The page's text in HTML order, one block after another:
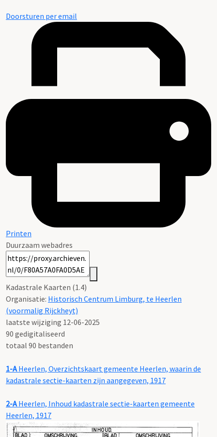
Doorsturen per email
Printen
Duurzaam webadres
Kadastrale Kaarten (1.4)
Organisatie: Historisch Centrum Limburg, te Heerlen
(voormalig Rijckheyt)
laatste wijziging 12-06-2025
90 gedigitaliseerd
totaal 90 bestanden
1-AHeerlen, Overzichtskaart gemeente Heerlen, waarin de
kadastrale sectie-kaarten zijn aangegeven, 1917
2-AHeerlen, Inhoud kadastrale sectie-kaarten gemeente
Heerlen, 1917